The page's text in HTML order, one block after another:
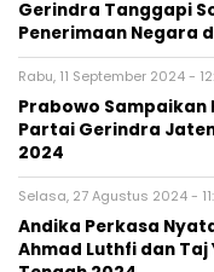
Gerindra Tanggapi
Penerimaan Negara
Rabu, 11 September 2024 -
Prabowo Sampaikan
Partai Gerindra
2024
Selasa, 27 Agustus 2024 -
Andika Perkasa
Ahmad Luthfi dan Taj